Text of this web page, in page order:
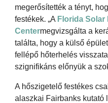
megerősítették a tényt,
festékek. „A Florida Solar
Centermegvizsgálta a
találta, hogy a külső
fellépő hőterhelés
szignifikáns előnyük a
A hőszigetelő festékes
alaszkai Fairbanks kutató